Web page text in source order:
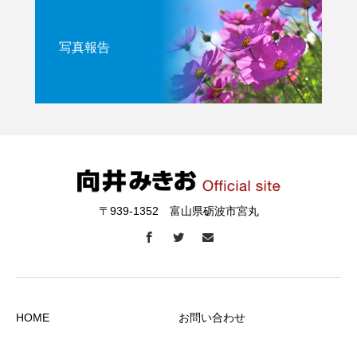
写真報告
〒939-1352 富山県砺波市宮丸
HOME お問い合わせ